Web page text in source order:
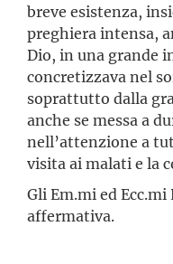
breve esistenza,
preghiera intensa,
Dio, in una grande
concretizzava nel
soprattutto dalla
anche se messa a
nell’attenzione a
visita ai malati e la
Gli Em.mi ed
affermativa.